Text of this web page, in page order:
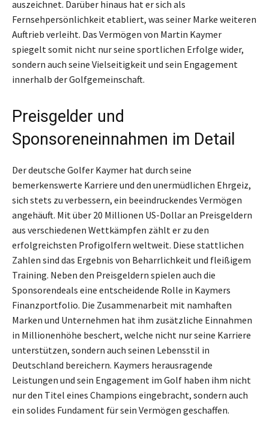
auszeichnet. Darüber hinaus hat er sich als
Fernsehpersönlichkeit etabliert, was seiner Marke weiteren
Auftrieb verleiht. Das Vermögen von Martin Kaymer
spiegelt somit nicht nur seine sportlichen Erfolge wider,
sondern auch seine Vielseitigkeit und sein Engagement
innerhalb der Golfgemeinschaft.
Preisgelder und
Sponsoreneinnahmen im Detail
Der deutsche Golfer Kaymer hat durch seine
bemerkenswerte Karriere und den unermüdlichen Ehrgeiz,
sich stets zu verbessern, ein beeindruckendes Vermögen
angehäuft. Mit über 20 Millionen US-Dollar an Preisgeldern
aus verschiedenen Wettkämpfen zählt er zu den
erfolgreichsten Profigolfern weltweit. Diese stattlichen
Zahlen sind das Ergebnis von Beharrlichkeit und fleißigem
Training. Neben den Preisgeldern spielen auch die
Sponsorendeals eine entscheidende Rolle in Kaymers
Finanzportfolio. Die Zusammenarbeit mit namhaften
Marken und Unternehmen hat ihm zusätzliche Einnahmen
in Millionenhöhe beschert, welche nicht nur seine Karriere
unterstützen, sondern auch seinen Lebensstil in
Deutschland bereichern. Kaymers herausragende
Leistungen und sein Engagement im Golf haben ihm nicht
nur den Titel eines Champions eingebracht, sondern auch
ein solides Fundament für sein Vermögen geschaffen.